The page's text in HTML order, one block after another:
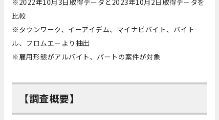
※2022年10月3日取得データと2023年10月2日取得データを
比較
※タウンワーク、イーアイデム、マイナビバイト、バイト
ル、フロムエーより抽出
※雇用形態がアルバイト、パートの案件が対象
【調査概要】